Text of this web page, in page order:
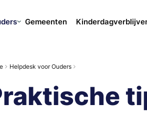
Gemeenten
Helpdesk voor Ouders